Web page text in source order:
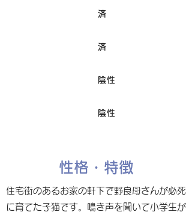
済
済
陰性
陰性
性格・特徴
住宅街のあるお家の軒下で野良母さんが必死
に育てた子猫です。鳴き声を聞いて小学生が